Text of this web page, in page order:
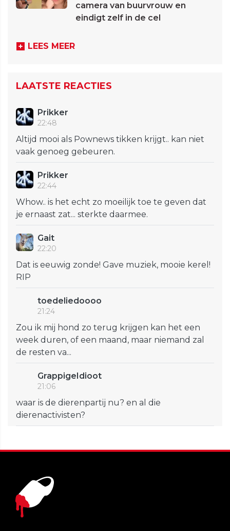
camera van buurvrouw en
eindigt zelf in de cel
LEES MEER
LAATSTE REACTIES
Prikker
22:48
Altijd mooi als Pownews tikken krijgt.. kan niet
vaak genoeg gebeuren.
Prikker
22:44
Whow.. is het echt zo moeilijk toe te geven dat
je ernaast zat... sterkte daarmee.
Gait
22:20
Dat is eeuwig zonde! Gave muziek, mooie kerel!
RIP
toedeliedoooo
21:24
Zou ik mij hond zo terug krijgen kan het een
week duren, of een maand, maar niemand zal
de resten va...
GrappigeIdioot
21:06
waar is de dierenpartij nu? en al die
dierenactivisten?